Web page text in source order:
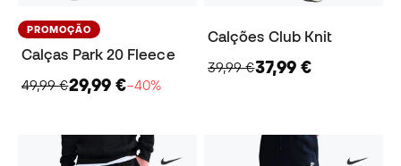
PROMOÇÃO
Calças Park 20 Fleece
49,99 €29,99 €−40%
Calções Club Knit
39,99 €37,99 €